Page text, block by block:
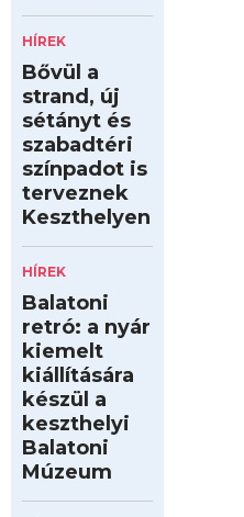
HÍREK
Bővül a
strand, új
sétányt és
szabadtéri
színpadot is
terveznek
Keszthelyen
HÍREK
Balatoni
retró: a nyár
kiemelt
kiállítására
készül a
keszthelyi
Balatoni
Múzeum